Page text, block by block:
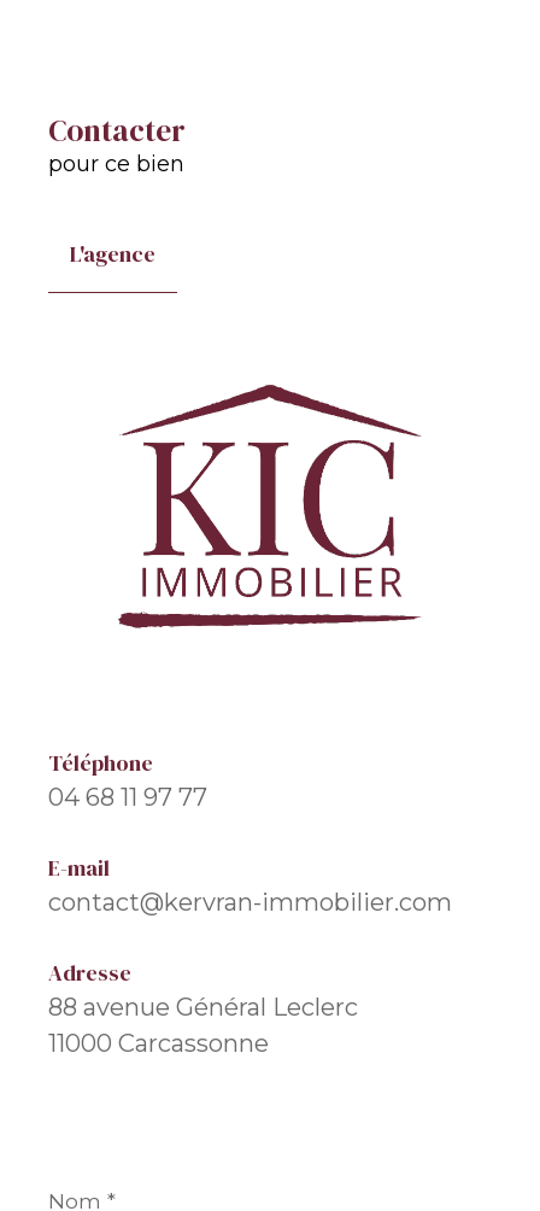
Contacter
pour ce bien
L'agence
Téléphone
04 68 11 97 77
E-mail
contact@kervran-immobilier.com
Adresse
88 avenue Général Leclerc
11000 Carcassonne
*